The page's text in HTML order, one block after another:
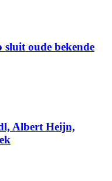
oude bekende
Albert Heijn,